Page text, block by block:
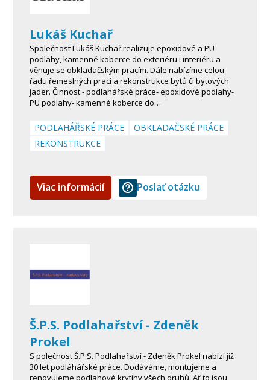
Lukáš Kuchař
Společnost Lukáš Kuchař realizuje epoxidové a PU
podlahy, kamenné koberce do exteriéru i interiéru a
věnuje se obkladačským pracím. Dále nabízíme celou
řadu řemeslných prací a rekonstrukce bytů či bytových
jader. Činnost:- podlahářské práce- epoxidové podlahy-
PU podlahy- kamenné koberce do…
PODLAHÁŘSKÉ PRÁCE
OBKLADAČSKÉ PRÁCE
REKONSTRUKCE
Viac informácií Poslať otázku
Š.P.S. Podlahařství - Zdeněk
Prokel
S polečnost Š.P.S. Podlahařství - Zdeněk Prokel nabízí již
30 let podláhářské práce. Dodáváme, montujeme a
renovujeme podlahové krytiny všech druhů. Ať to jsou